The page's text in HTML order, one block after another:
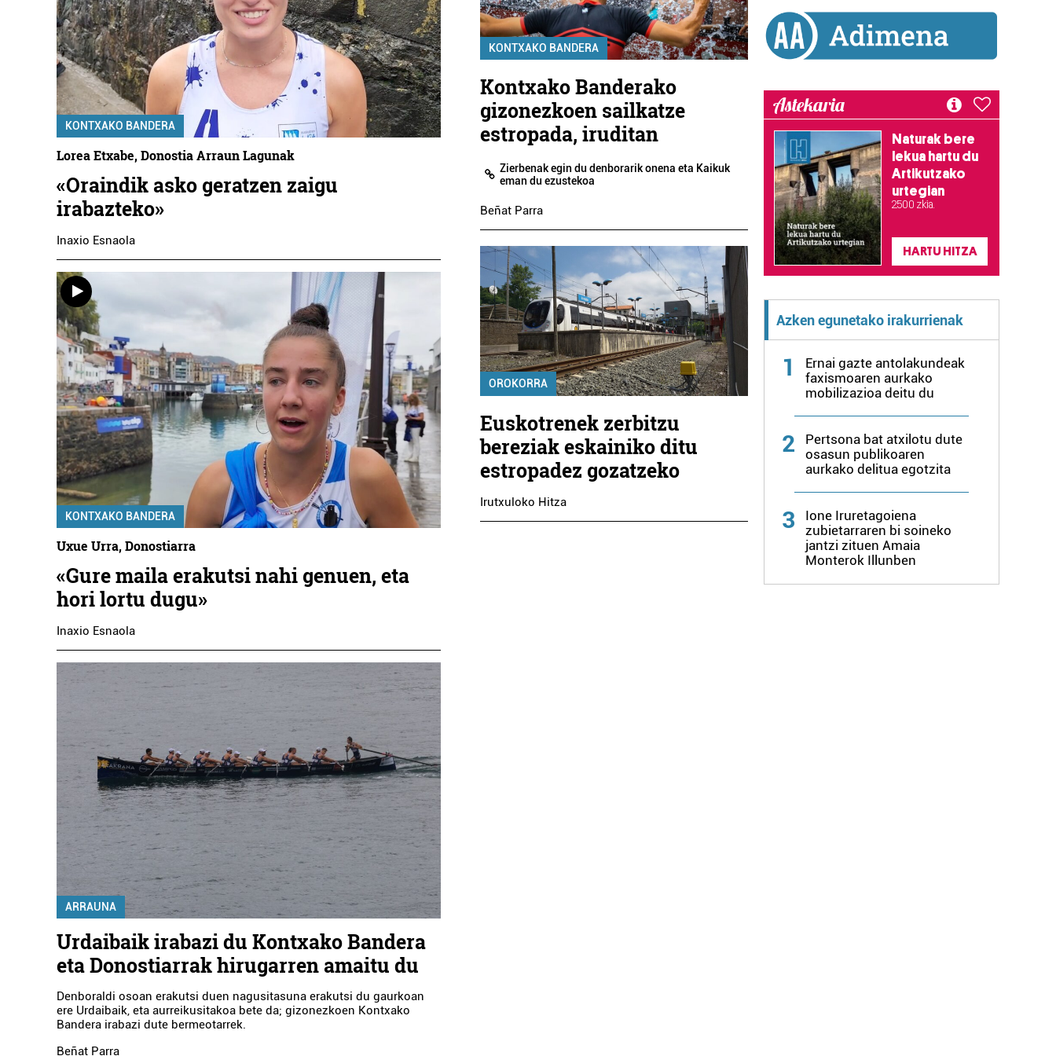
KONTXAKO BANDERA
Lorea Etxabe, Donostia Arraun Lagunak
«Oraindik asko geratzen zaigu
irabazteko»
Inaxio Esnaola
KONTXAKO BANDERA
Uxue Urra, Donostiarra
«Gure maila erakutsi nahi genuen, eta
hori lortu dugu»
Inaxio Esnaola
ARRAUNA
Urdaibaik irabazi du Kontxako Bandera
eta Donostiarrak hirugarren amaitu du
Denboraldi osoan erakutsi duen nagusitasuna erakutsi du gaurkoan
ere Urdaibaik, eta aurreikusitakoa bete da; gizonezkoen Kontxako
Bandera irabazi dute bermeotarrek.
Beñat Parra
KONTXAKO BANDERA
Kontxako Banderako
gizonezkoen sailkatze
estropada, iruditan
Zierbenak egin du denborarik onena eta Kaikuk
eman du ezustekoa
Beñat Parra
OROKORRA
Euskotrenek zerbitzu
bereziak eskainiko ditu
estropadez gozatzeko
Irutxuloko Hitza
Astekaria
Naturak bere
lekua hartu du
Artikutzako
urtegian
2.500 zkia.
HARTU HITZA
Azken egunetako irakurrienak
1
Ernai gazte antolakundeak
faxismoaren aurkako
mobilizazioa deitu du
2
Pertsona bat atxilotu dute
osasun publikoaren
aurkako delitua egotzita
3
Ione Iruretagoiena
zubietarraren bi soineko
jantzi zituen Amaia
Monterok Illunben